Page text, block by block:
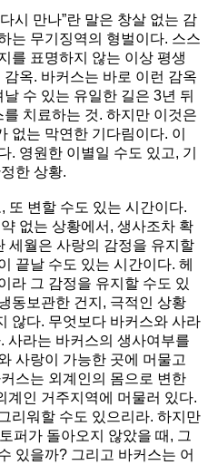
시 만나”란 말은 창살 없는 감
는 무기징역의 형벌이다. 스스
를 표명하지 않는 이상 평생
옥. 바커스는 바로 이런 감옥
수 있는 유일한 길은 3년 뒤
치료하는 것. 하지만 이것은
없는 막연한 기다림이다. 이
. 영원한 이별일 수도 있고, 기
한 상황.
또 변할 수도 있는 시간이다.
없는 상황에서, 생사조차 확
세월은 사랑의 감정을 유지할
끝날 수도 있는 시간이다. 헤
라 그 감정을 유지할 수도 있
동보관한 건지, 극적인 상황
않다. 무엇보다 바커스와 사라
사라는 바커스의 생사여부를
사랑이 가능한 곳에 머물고
스는 외계인의 몸으로 변한
계인 거주지역에 머물러 있다.
리워할 수도 있으리라. 하지만
퍼가 돌아오지 않았을 때, 그
있을까? 그리고 바커스는 어